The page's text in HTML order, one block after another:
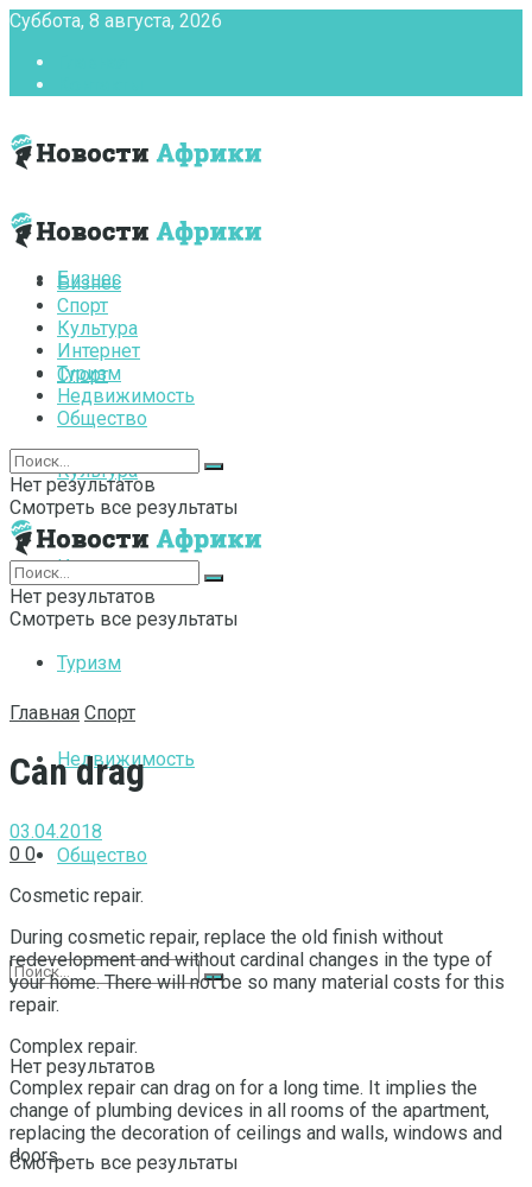
Суббота, 8 августа, 2026
Бизнес
Спорт
Культура
Интернет
Туризм
Недвижимость
Общество
Нет результатов
Смотреть все результаты
Бизнес
Спорт
Культура
Интернет
Туризм
Недвижимость
Общество
Нет результатов
Смотреть все результаты
Нет результатов
Смотреть все результаты
Главная Спорт
Can drag
03.04.2018
0 0
Cosmetic repair.
During cosmetic repair, replace the old finish without
redevelopment and without cardinal changes in the type of
your home.There will not be so many material costs for this
repair.
Complex repair.
Complex repair can drag on for a long time. It implies the
change of plumbing devices in all rooms of the apartment,
replacing the decoration of ceilings and walls, windows and
doors.